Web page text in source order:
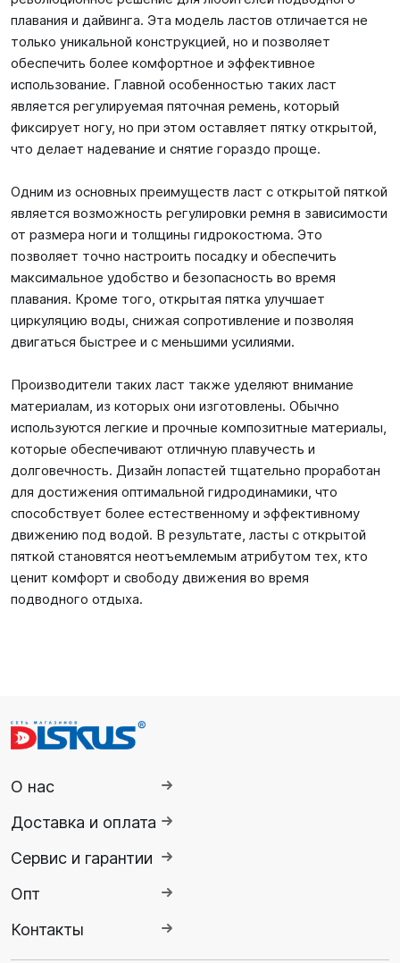
плавания и дайвинга. Эта модель ластов отличается не
только уникальной конструкцией, но и позволяет
обеспечить более комфортное и эффективное
использование. Главной особенностью таких ласт
является регулируемая пяточная ремень, который
фиксирует ногу, но при этом оставляет пятку открытой,
что делает надевание и снятие гораздо проще.
Одним из основных преимуществ ласт с открытой пяткой
является возможность регулировки ремня в зависимости
от размера ноги и толщины гидрокостюма. Это
позволяет точно настроить посадку и обеспечить
максимальное удобство и безопасность во время
плавания. Кроме того, открытая пятка улучшает
циркуляцию воды, снижая сопротивление и позволяя
двигаться быстрее и с меньшими усилиями.
Производители таких ласт также уделяют внимание
материалам, из которых они изготовлены. Обычно
используются легкие и прочные композитные материалы,
которые обеспечивают отличную плавучесть и
долговечность. Дизайн лопастей тщательно проработан
для достижения оптимальной гидродинамики, что
способствует более естественному и эффективному
движению под водой. В результате, ласты с открытой
пяткой становятся неотъемлемым атрибутом тех, кто
ценит комфорт и свободу движения во время
подводного отдыха.
О нас
Доставка и оплата
Сервис и гарантии
Опт
Контакты